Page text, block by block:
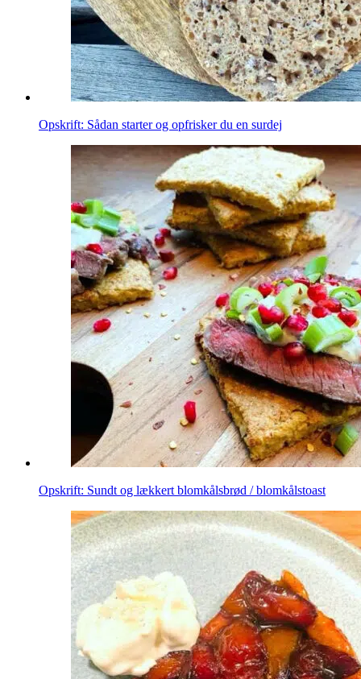
Opskrift: Sådan starter og opfrisker du en surdej
Opskrift: Sundt og lækkert blomkålsbrød / blomkålstoast